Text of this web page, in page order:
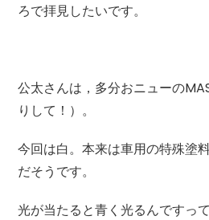
ろで拝見したいです。
公太さんは，多分おニューの
りして！）。
今回は白。本来は車用の特殊塗
だそうです。
光が当たると青く光るんですっ